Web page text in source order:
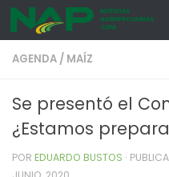
Skip to content
AGENDA / MAÍZ
Se presentó el
¿Estamos
POR EDUARDO BUSTOS ·